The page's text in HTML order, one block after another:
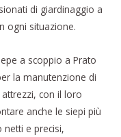
di giardinaggio a
ogni situazione.
a scoppio a Prato
la manutenzione di
con il loro
anche le siepi più
e precisi,